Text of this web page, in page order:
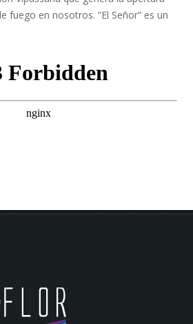
fuego en nosotros. ”El Señor” es un